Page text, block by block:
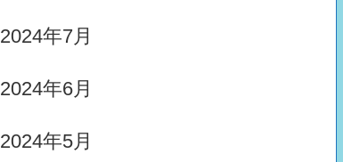
2024年7月
2024年6月
2024年5月